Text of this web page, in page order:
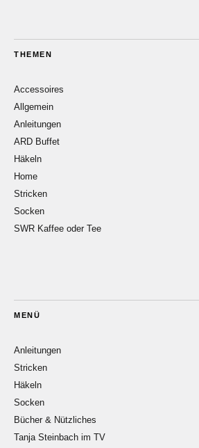
THEMEN
Accessoires
Allgemein
Anleitungen
ARD Buffet
Häkeln
Home
Stricken
Socken
SWR Kaffee oder Tee
MENÜ
Anleitungen
Stricken
Häkeln
Socken
Bücher & Nützliches
Tanja Steinbach im TV